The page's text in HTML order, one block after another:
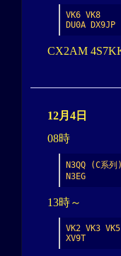
VK6 VK8
DU0A DX9JP
CX2AM
12月4日
08時
N3QQ (C系列)
N3EG
13時～
VK2 VK3 VK5
XV9T